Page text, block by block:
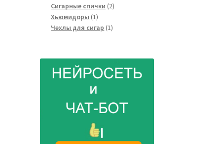
товара
Сигарные спички 22
Хьюмидоры 11
товар
Чехлы для сигар 11